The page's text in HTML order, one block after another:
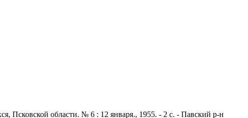
Псковской области. № 6 : 12 января., 1955. - 2 с. - Павский р-н